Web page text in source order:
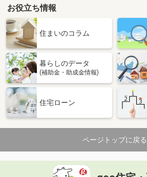
お役立ち情報
住まいのコラム
暮らしのデータ
(補助金・助成金情報)
住宅ローン
ページトップに戻る